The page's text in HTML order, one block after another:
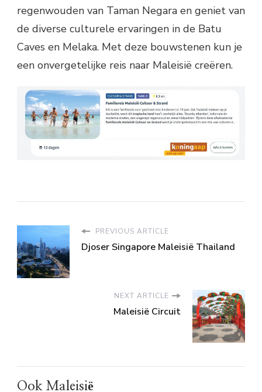
regenwouden van Taman Negara en geniet van
de diverse culturele ervaringen in de Batu
Caves en Melaka. Met deze bouwstenen kun je
een onvergetelijke reis naar Maleisië creëren.
PREVIOUS ARTICLE
Djoser Singapore Maleisië Thailand
NEXT ARTICLE
Maleisië Circuit
Ook Maleisië